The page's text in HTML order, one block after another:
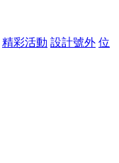
精彩活動 設計號外 位